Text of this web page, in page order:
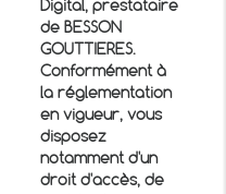
Digital, prestataire
de BESSON
GOUTTIERES.
Conformément à
la réglementation
en vigueur, vous
disposez
notamment d'un
droit d'accès, de